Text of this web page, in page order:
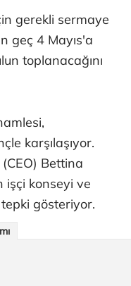
gerekli sermaye
geç 4 Mayıs'a
toplanacağını
karşılaşıyor.
Bettina
işçi konseyi ve
gösteriyor.